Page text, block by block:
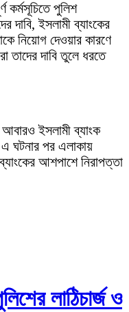
কর্মসূচিতে পুলিশ
ইসলামী ব্যাংকের
নিয়োগ দেওয়ার কারণে
তাদের দাবি তুলে ধরতে
ইসলামী ব্যাংক
ঘটনার পর এলাকায়
আশপাশে নিরাপত্তা
লাঠিচার্জ ও